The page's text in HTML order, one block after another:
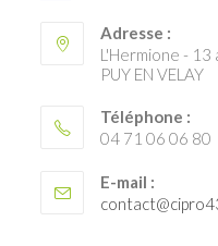
Adresse :
L'Hermione -
PUY EN VELAY
Téléphone :
04 71 06 06 80
E-mail :